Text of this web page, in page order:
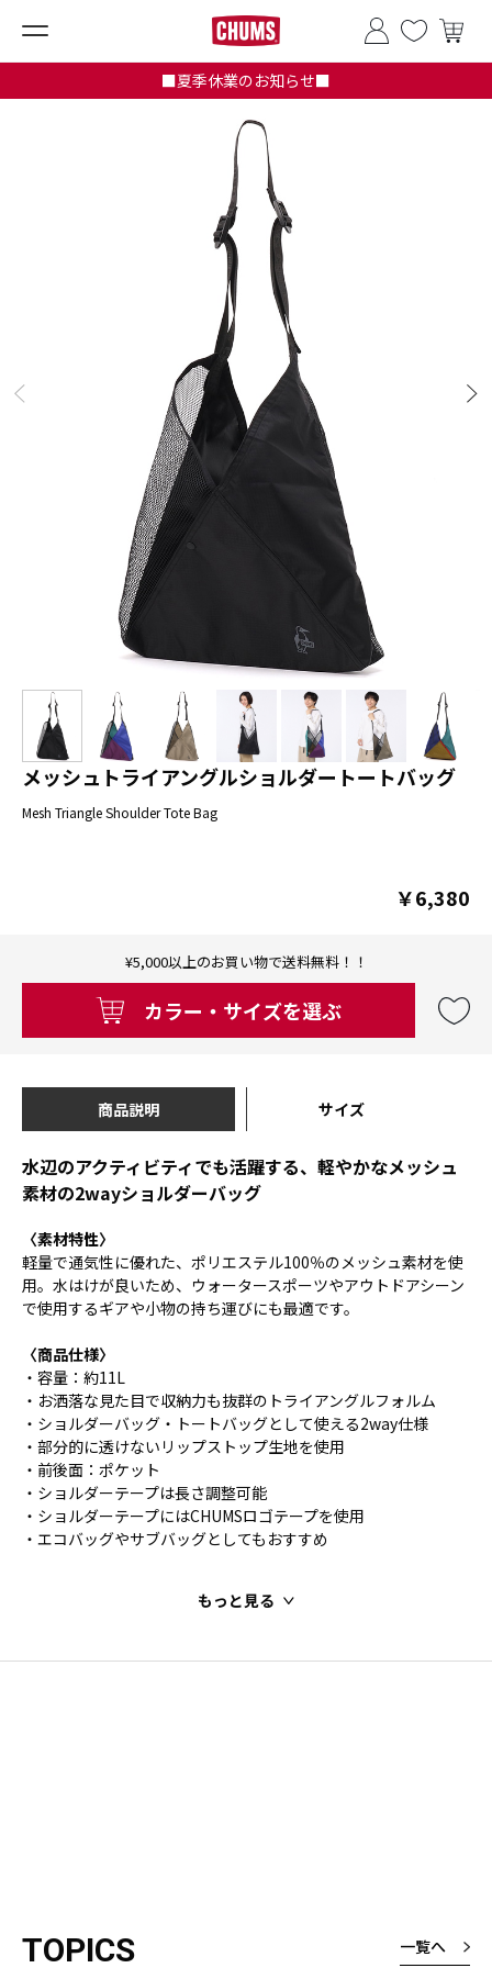
■夏季休業のお知らせ■
メッシュトライアングルショルダートートバッグ
Mesh Triangle Shoulder Tote Bag
￥6,380
¥5,000以上のお買い物で送料無料！！
カラー・サイズを選ぶ
商品説明 サイズ
水辺のアクティビティでも活躍する、軽やかなメッシュ
素材の2wayショルダーバッグ
〈素材特性〉
軽量で通気性に優れた、ポリエステル100％のメッシュ素材を使
用。水はけが良いため、ウォータースポーツやアウトドアシーン
で使用するギアや小物の持ち運びにも最適です。
〈商品仕様〉
・容量：約11L
・お洒落な見た目で収納力も抜群のトライアングルフォルム
・ショルダーバッグ・トートバッグとして使える2way仕様
・部分的に透けないリップストップ生地を使用
・前後面：ポケット
・ショルダーテープは長さ調整可能
・ショルダーテープにはCHUMSロゴテープを使用
・エコバッグやサブバッグとしてもおすすめ
もっと見る
TOPICS 一覧へ